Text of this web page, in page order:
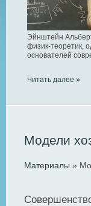
Эйнштейн
физик-теоретик,
основателей
Читать далее »
Модели
Материалы »